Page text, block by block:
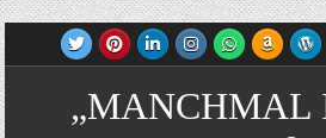
„MANCHMAL